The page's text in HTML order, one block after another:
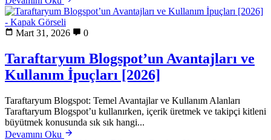
Mart 31, 2026 0
Taraftaryum Blogspot’un Avantajları ve
Kullanım İpuçları [2026]
Taraftaryum Blogspot: Temel Avantajlar ve Kullanım Alanları
Taraftaryum Blogspot’u kullanırken, içerik üretmek ve takipçi kitleni
büyütmek konusunda sık sık hangi...
Devamını Oku